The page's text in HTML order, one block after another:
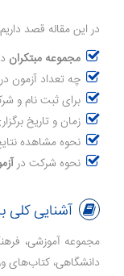
در این مقاله قصد
مجموعه مبتکران
چه تعداد آزمون
برای ثبت نام و
زمان و تاریخ
نحوه مشاهده
نحوه شرکت در
آشنایی کلی
دانشگاهی، کتاب‌های